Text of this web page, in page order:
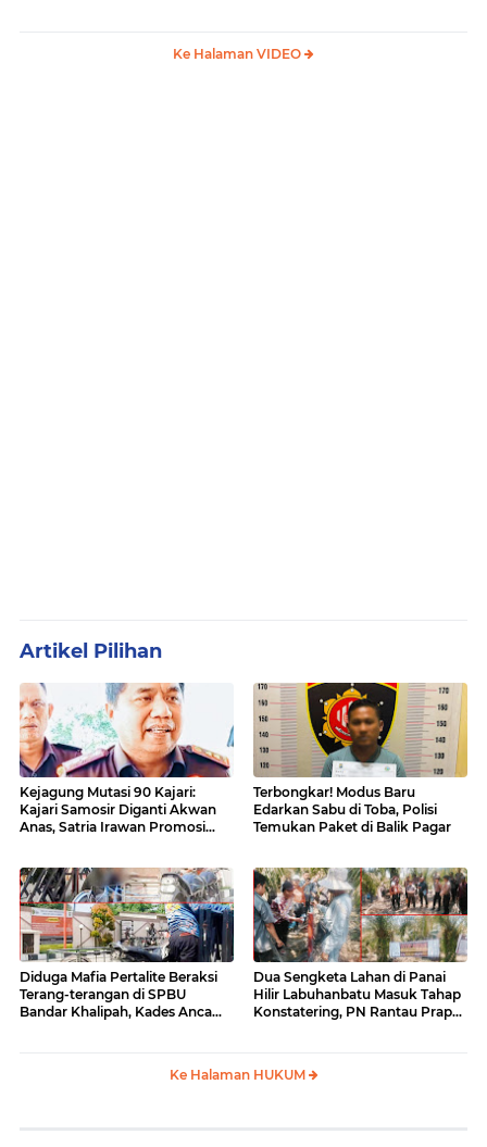
Ke Halaman VIDEO
Artikel Pilihan
Kejagung Mutasi 90 Kajari:
Kajari Samosir Diganti Akwan
Anas, Satria Irawan Promosi
Terbongkar! Modus Baru
Edarkan Sabu di Toba, Polisi
Temukan Paket di Balik Pagar
Diduga Mafia Pertalite Beraksi
Terang-terangan di SPBU
Bandar Khalipah, Kades Ancam
Dua Sengketa Lahan di Panai
Hilir Labuhanbatu Masuk Tahap
Konstatering, PN Rantau Prapat
Ke Halaman HUKUM